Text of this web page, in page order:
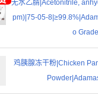
无水乙腈|Acetonitrile,
pm)|75-05-
o Grade
鸡胰腺冻干粉|Chicken